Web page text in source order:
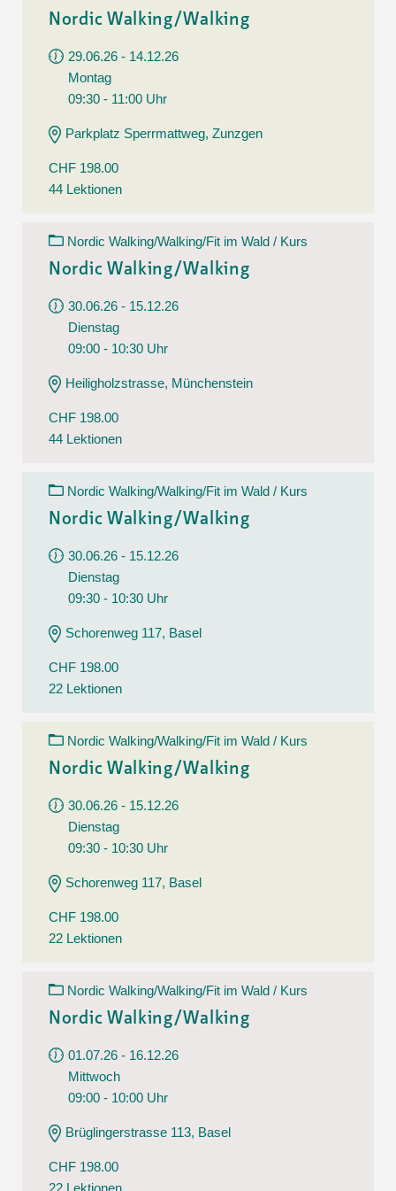
Nordic Walking/Walking
29.06.26 - 14.12.26
Montag
09:30 - 11:00 Uhr
Parkplatz Sperrmattweg, Zunzgen
CHF 198.00
44 Lektionen
Nordic Walking/Walking/Fit im Wald / Kurs
Nordic Walking/Walking
30.06.26 - 15.12.26
Dienstag
09:00 - 10:30 Uhr
Heiligholzstrasse, Münchenstein
CHF 198.00
44 Lektionen
Nordic Walking/Walking/Fit im Wald / Kurs
Nordic Walking/Walking
30.06.26 - 15.12.26
Dienstag
09:30 - 10:30 Uhr
Schorenweg 117, Basel
CHF 198.00
22 Lektionen
Nordic Walking/Walking/Fit im Wald / Kurs
Nordic Walking/Walking
30.06.26 - 15.12.26
Dienstag
09:30 - 10:30 Uhr
Schorenweg 117, Basel
CHF 198.00
22 Lektionen
Nordic Walking/Walking/Fit im Wald / Kurs
Nordic Walking/Walking
01.07.26 - 16.12.26
Mittwoch
09:00 - 10:00 Uhr
Brüglingerstrasse 113, Basel
CHF 198.00
22 Lektionen